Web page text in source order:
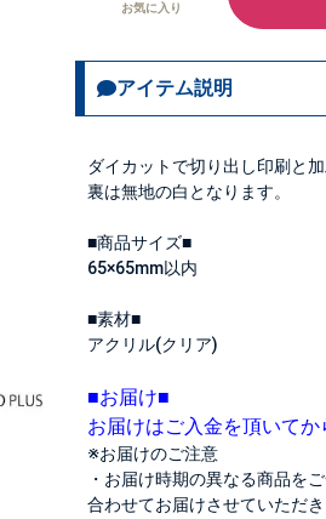
お気に入り
アイテム説明
ダイカットで切り出し印刷と
裏は無地の白となります。
■商品サイズ■
65×65mm以内
■素材■
アクリル(クリア)
■お届け■
お届けはご入金を頂いてか
※お届けのご注意
・お届け時期の異なる商品を
合わせてお届けさせていただき